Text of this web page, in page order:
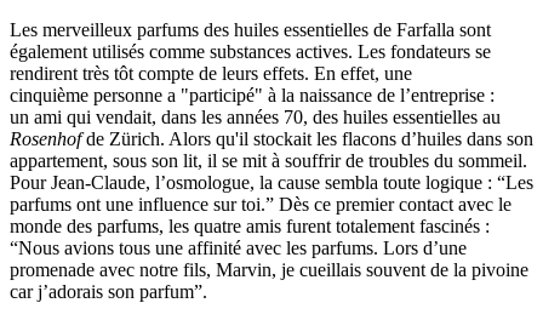
Les merveilleux parfums des huiles essentielles de Farfalla sont
également utilisés comme substances actives. Les fondateurs se
rendirent très tôt compte de leurs effets. En effet, une
cinquième personne a "participé" à la naissance de l’entreprise :
un ami qui vendait, dans les années 70, des huiles essentielles au
Rosenhofde Zürich. Alors qu'il stockait les flacons d’huiles dans son
appartement, sous son lit, il se mit à souffrir de troubles du sommeil.
Pour Jean-Claude, l’osmologue, la cause sembla toute logique : “Les
parfums ont une influence sur toi.” Dès ce premier contact avec le
monde des parfums, les quatre amis furent totalement fascinés :
“Nous avions tous une affinité avec les parfums. Lors d’une
promenade avec notre fils, Marvin, je cueillais souvent de la pivoine
car j’adorais son parfum”.